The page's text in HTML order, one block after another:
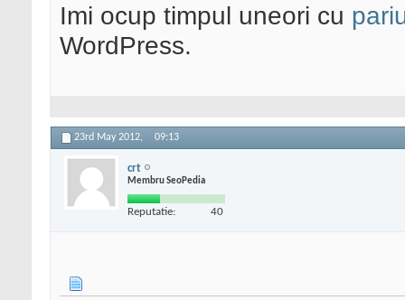
Imi ocup timpul uneori cu
WordPress.
23rd May 2012, 09:13
crt
Membru SeoPedia
Reputatie: 40